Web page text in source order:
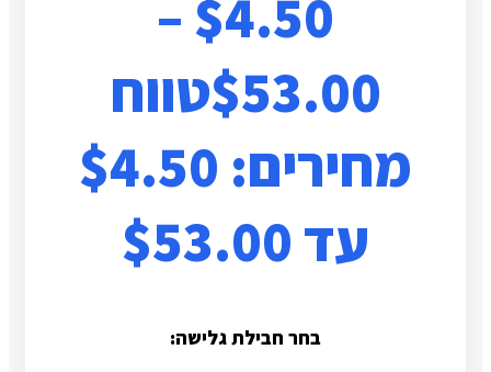
$4.50
–
$53.00 טווח
עד ⁦$53.00⁩
בחר חבילת גלישה: